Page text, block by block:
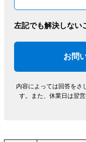
左記でも解決しない
お問
内容によっては回答をさ
す。
また、休業日は翌